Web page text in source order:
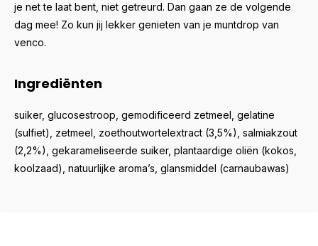
je net te laat bent, niet getreurd. Dan gaan ze de volgende
dag mee! Zo kun jij lekker genieten van je muntdrop van
venco.
Ingrediënten
suiker, glucosestroop, gemodificeerd zetmeel, gelatine
(sulfiet), zetmeel, zoethoutwortelextract (3,5%), salmiakzout
(2,2%), gekarameliseerde suiker, plantaardige oliën (kokos,
koolzaad), natuurlijke aroma’s, glansmiddel (carnaubawas)